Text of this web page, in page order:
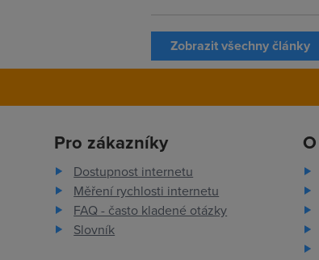
Zobrazit všechny články
Pro zákazníky
Dostupnost internetu
Měření rychlosti internetu
FAQ - často kladené otázky
Slovník